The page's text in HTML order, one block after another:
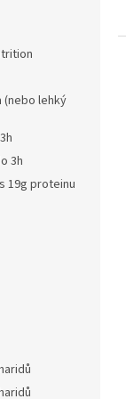
(nebo lehký
3h
19g proteinu